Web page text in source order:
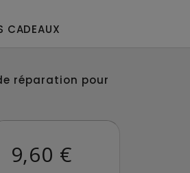
CADEAUX
réparation pour
9,60 €